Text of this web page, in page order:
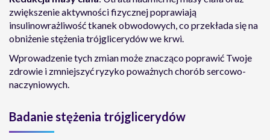
zwiększenie aktywności fizycznej poprawiają
insulinowrażliwość tkanek obwodowych, co przekłada się na
obniżenie stężenia trójglicerydów we krwi.
Wprowadzenie tych zmian może znacząco poprawić Twoje
zdrowie i zmniejszyć ryzyko poważnych chorób sercowo-
naczyniowych.
Badanie stężenia trójglicerydów